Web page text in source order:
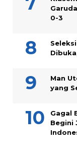
0-3
Man
yang
Gagal
Begini